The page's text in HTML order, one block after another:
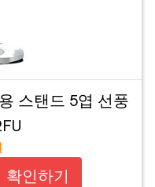
스탠드 5엽 선풍
확인하기